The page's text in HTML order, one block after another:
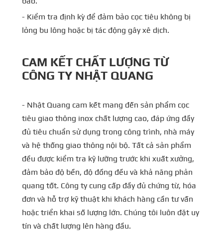
- Kiểm tra định kỳ để đảm bảo cọc tiêu không bị
lỏng bu lông hoặc bị tác động gây xê dịch.
CAM KẾT CHẤT LƯỢNG TỪ
CÔNG TY NHẬT QUANG
- Nhật Quang cam kết mang đến sản phẩm cọc
tiêu giao thông inox chất lượng cao, đáp ứng đầy
đủ tiêu chuẩn sử dụng trong công trình, nhà máy
và hệ thống giao thông nội bộ. Tất cả sản phẩm
đều được kiểm tra kỹ lưỡng trước khi xuất xưởng,
đảm bảo độ bền, độ đồng đều và khả năng phản
quang tốt. Công ty cung cấp đầy đủ chứng từ, hóa
đơn và hỗ trợ kỹ thuật khi khách hàng cần tư vấn
hoặc triển khai số lượng lớn. Chúng tôi luôn đặt uy
tín và chất lượng lên hàng đầu.